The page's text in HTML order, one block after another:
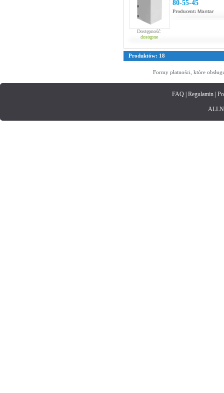
Dostępność:
dostępne
80-55-45
Producent: Mantar
Produktów: 18
Formy płatności, które
FAQ| Regulamin|